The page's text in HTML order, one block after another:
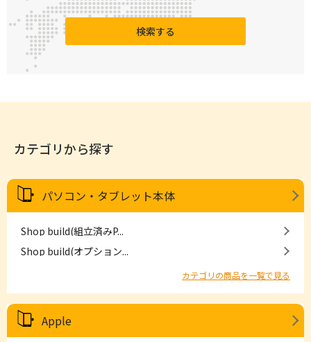
検索する
カテゴリから探す
パソコン・タブレット本体
Shop build(組立済みP...
Shop build(オプション...
カテゴリの商品を一覧で見る
Apple